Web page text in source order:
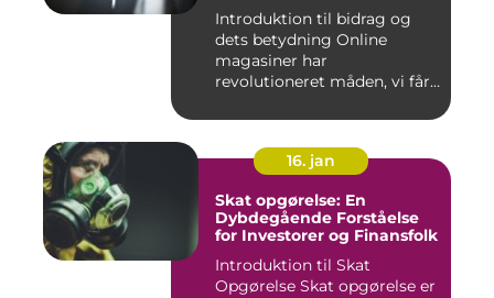
tiden
Introduktion til bidrag og
dets betydning Online
magasiner har
revolutioneret måden, vi får
16. jan
Skat opgørelse: En
Dybdegående Forståelse
for Investorer og Finansfolk
Introduktion til Skat
Opgørelse Skat opgørelse er